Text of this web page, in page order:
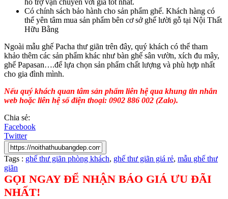
Có chính sách bảo hành cho sản phẩm ghế. Khách hàng có
thể yên tâm mua sản phẩm bên cơ sở ghế lười gỗ tại Nội Thất
Hữu Bằng
Ngoài mẫu ghế Pacha thư giãn trên đây, quý khách có thể tham
khảo thêm các sản phẩm khác như bàn ghế sân vườn, xích đu mây,
ghế Papasan….để lựa chọn sản phẩm chất lượng và phù hợp nhất
cho gia đình mình.
Nếu quý khách quan tâm sản phẩm liên hệ qua khung tin nhắn
web hoặc liên hệ số điện thoại: 0902 886 002 (Zalo).
Chia sẻ:
Facebook
Twitter
Tags : ghế thư giãn phòng khách, ghế thư giãn giá rẻ, mẫu ghế thư
giãn
GỌI NGAY ĐỂ NHẬN BÁO GIÁ ƯU ĐÃI
NHẤT!